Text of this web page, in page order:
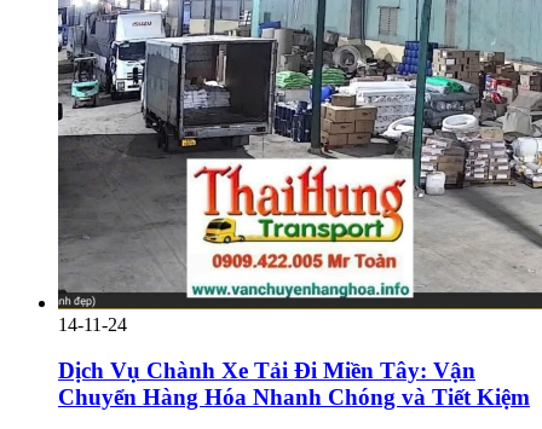
14-11-24
Dịch Vụ Chành Xe Tải Đi Miền Tây: Vận
Chuyển Hàng Hóa Nhanh Chóng và Tiết Kiệm